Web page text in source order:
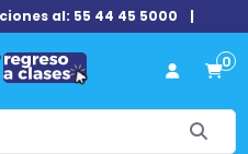
al: 55 44 45 5000 |
0